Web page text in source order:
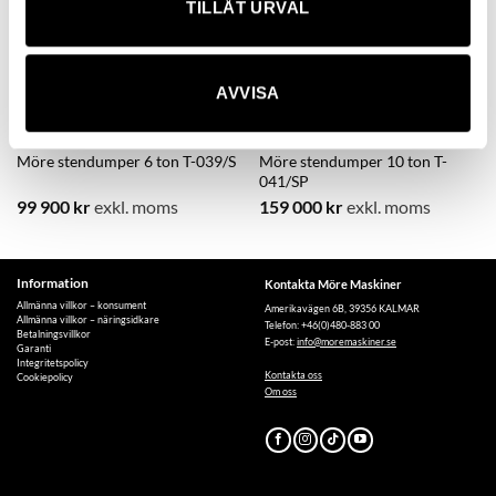
TILLÅT URVAL
AVVISA
Möre stendumper 6 ton T-039/S
99 900 krexkl. moms
Möre stendumper 10 ton T-
041/SP
159 000 krexkl. moms
Information
Allmänna villkor – konsument
Allmänna villkor – näringsidkare
Betalningsvillkor
Garanti
Integritetspolicy
Cookiepolicy
Kontakta Möre Maskiner
Amerikavägen 6B, 39356 KALMAR
Telefon: +46(0)480-883 00
E-post:info@moremaskiner.se
Kontakta oss
Om oss